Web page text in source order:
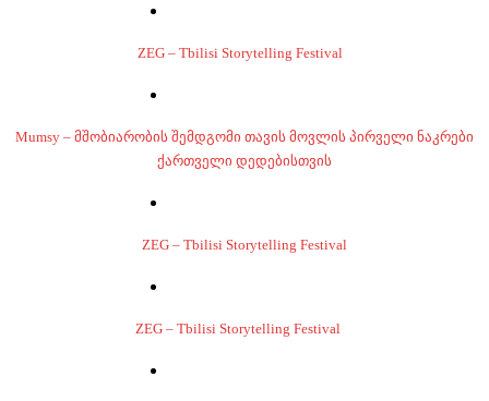
ZEG – Tbilisi Storytelling Festival
Mumsy – მშობიარობის შემდგომი თავის მოვლის პირველი ნაკრები
ქართველი დედებისთვის
ZEG – Tbilisi Storytelling Festival
ZEG – Tbilisi Storytelling Festival